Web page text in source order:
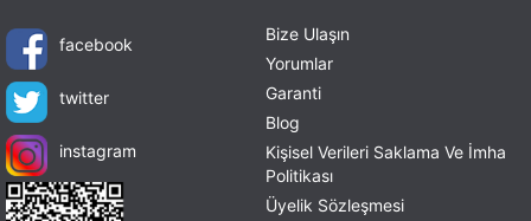
facebook
twitter
instagram
Bize Ulaşın
Yorumlar
Garanti
Blog
Kişisel Verileri Saklama Ve İmha
Politikası
Üyelik Sözleşmesi